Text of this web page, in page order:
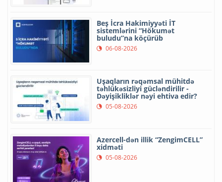
Beş İcra Hakimiyyəti İT
sistemlərini “Hökumət
buludu”na köçürüb
06-08-2026
Uşaqların rəqəmsal mühitdə
təhlükəsizliyi gücləndirilir -
Dəyişikliklər nəyi ehtiva edir?
05-08-2026
Azercell-dən illik “ZengimCELL”
xidməti
05-08-2026